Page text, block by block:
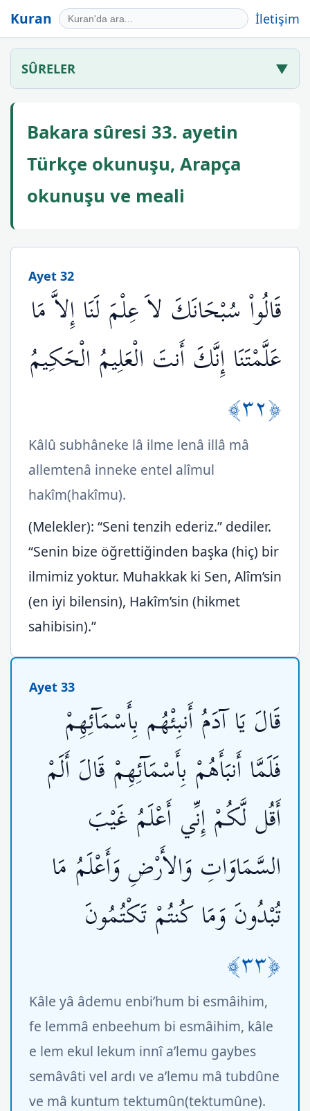
Kuran İletişim
SÛRELER ▼
Bakara sûresi 33. ayetin
Türkçe okunuşu, Arapça
okunuşu ve meali
Ayet 32
قَالُواْ سُبْحَانَكَ لاَ عِلْمَ لَنَا إِلاَّ مَا
عَلَّمْتَنَا إِنَّكَ أَنتَ الْعَلِيمُ الْحَكِيمُ
﴿٣٢﴾
Kâlû subhâneke lâ ilme lenâ illâ mâ
allemtenâ inneke entel alîmul
hakîm(hakîmu).
(Melekler): “Seni tenzih ederiz.” dediler.
“Senin bize öğrettiğinden başka (hiç) bir
ilmimiz yoktur. Muhakkak ki Sen, Alîm’sin
(en iyi bilensin), Hakîm’sin (hikmet
sahibisin).”
Ayet 33
قَالَ يَا آدَمُ أَنبِئْهُم بِأَسْمَآئِهِمْ
فَلَمَّا أَنبَأَهُمْ بِأَسْمَآئِهِمْ قَالَ أَلَمْ
أَقُل لَّكُمْ إِنِّي أَعْلَمُ غَيْبَ
السَّمَاوَاتِ وَالأَرْضِ وَأَعْلَمُ مَا
تُبْدُونَ وَمَا كُنتُمْ تَكْتُمُونَ
﴿٣٣﴾
Kâle yâ âdemu enbi’hum bi esmâihim,
fe lemmâ enbeehum bi esmâihim, kâle
e lem ekul lekum innî a’lemu gaybes
semâvâti vel ardı ve a’lemu mâ tubdûne
ve mâ kuntum tektumûn(tektumûne).